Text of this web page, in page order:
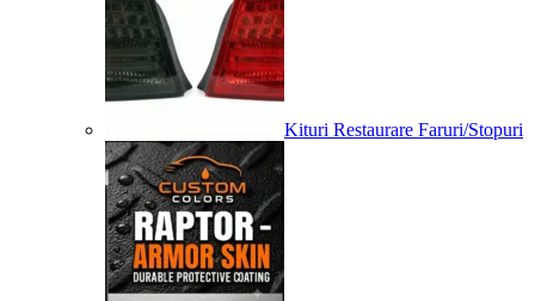
Kituri Restaurare Faruri/Stopuri